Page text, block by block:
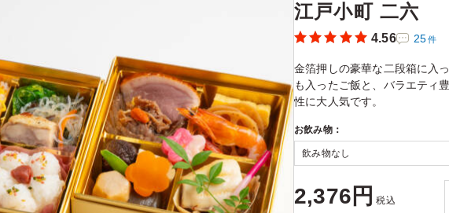
江戸小町 二六
4.56 25件
金箔押しの豪華な二段箱に入
も入ったご飯と、バラエティ
性に大人気です。
お飲み物：
2,376円 税込